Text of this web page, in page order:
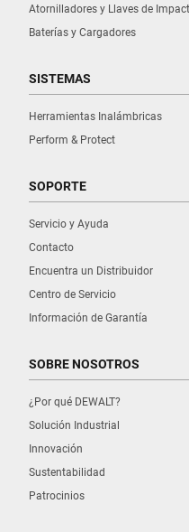
Atornilladores y Llaves de
Baterías y Cargadores
SISTEMAS
Herramientas Inalámbricas
Perform & Protect
SOPORTE
Servicio y Ayuda
Contacto
Encuentra un Distribuidor
Centro de Servicio
Información de Garantía
SOBRE NOSOTROS
¿Por qué DEWALT?
Solución Industrial
Innovación
Sustentabilidad
Patrocinios